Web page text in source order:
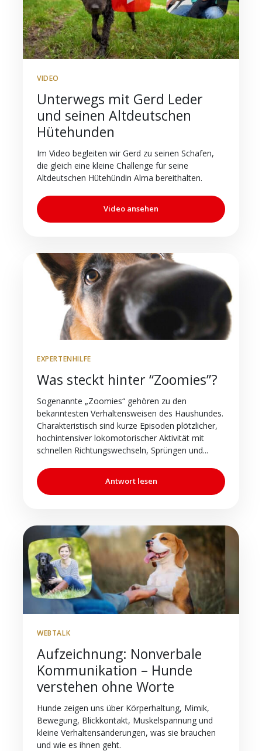
VIDEO
Unterwegs mit Gerd Leder
und seinen Altdeutschen
Hütehunden
Im Video begleiten wir Gerd zu seinen Schafen,
die gleich eine kleine Challenge für seine
Altdeutschen Hütehündin Alma bereithalten.
Video ansehen
EXPERTENHILFE
Was steckt hinter “Zoomies”?
Sogenannte „Zoomies“ gehören zu den
bekanntesten Verhaltensweisen des Haushundes.
Charakteristisch sind kurze Episoden plötzlicher,
hochintensiver lokomotorischer Aktivität mit
schnellen Richtungswechseln, Sprüngen und...
Antwort lesen
WEBTALK
Aufzeichnung: Nonverbale
Kommunikation – Hunde
verstehen ohne Worte
Hunde zeigen uns über Körperhaltung, Mimik,
Bewegung, Blickkontakt, Muskelspannung und
kleine Verhaltensänderungen, was sie brauchen
und wie es ihnen geht.